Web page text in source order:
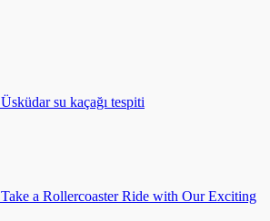
Üsküdar su kaçağı tespiti
Take a Rollercoaster Ride with Our Exciting